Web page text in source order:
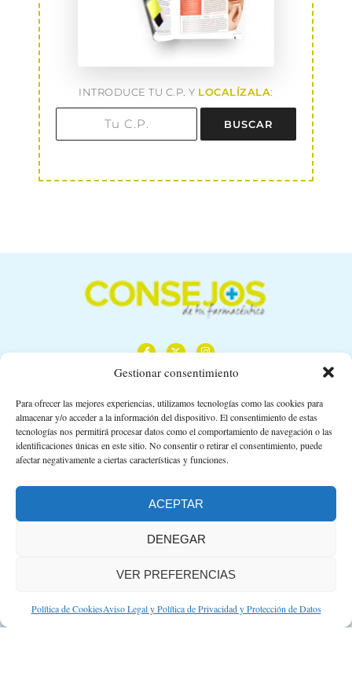
Gestionar consentimiento
Para ofrecer las mejores experiencias, utilizamos tecnologías como las cookies para
almacenar y/o acceder a la información del dispositivo. El consentimiento de estas
tecnologías nos permitirá procesar datos como el comportamiento de navegación o las
identificaciones únicas en este sitio. No consentir o retirar el consentimiento, puede
afectar negativamente a ciertas características y funciones.
ACEPTAR
DENEGAR
VER PREFERENCIAS
Política de CookiesAviso Legal y Política de Privacidad y Protección de Datos
INTRODUCE TU C.P. Y LOCALÍZALA:
BUSCAR
Calle Camino de los Descubrimientos, 11,
Planta 3ª 41092 – Sevilla
674 02 62 03
Aviso legal
Protección de datos personales
Suscripción a Newsletter